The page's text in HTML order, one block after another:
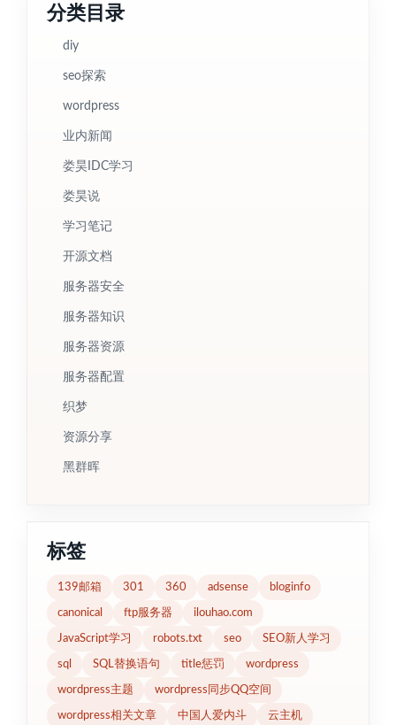
分类目录
diy
seo探索
wordpress
业内新闻
娄昊IDC学习
娄昊说
学习笔记
开源文档
服务器安全
服务器知识
服务器资源
服务器配置
织梦
资源分享
黑群晖
标签
139邮箱 301 360 adsense bloginfo
canonical ftp服务器 ilouhao.com
JavaScript学习 robots.txt seo SEO新人学习
sql SQL替换语句 title惩罚 wordpress
wordpress主题 wordpress同步QQ空间
wordpress相关文章 中国人爱内斗 云主机